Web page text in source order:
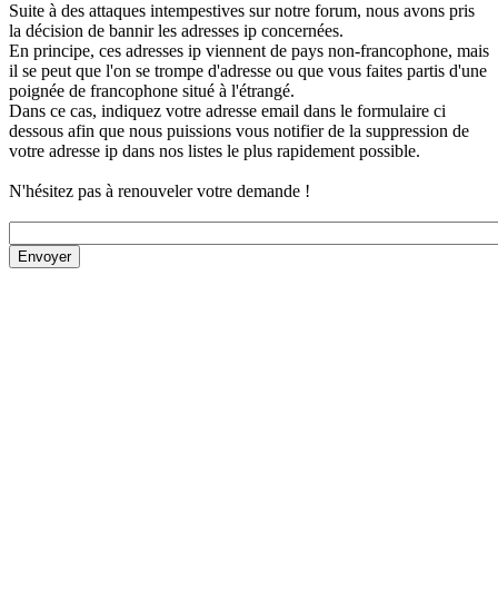
Suite à des attaques intempestives sur notre forum, nous avons pris
la décision de bannir les adresses ip concernées.
En principe, ces adresses ip viennent de pays non-francophone, mais
il se peut que l'on se trompe d'adresse ou que vous faites partis d'une
poignée de francophone situé à l'étrangé.
Dans ce cas, indiquez votre adresse email dans le formulaire ci
dessous afin que nous puissions vous notifier de la suppression de
votre adresse ip dans nos listes le plus rapidement possible.
N'hésitez pas à renouveler votre demande !